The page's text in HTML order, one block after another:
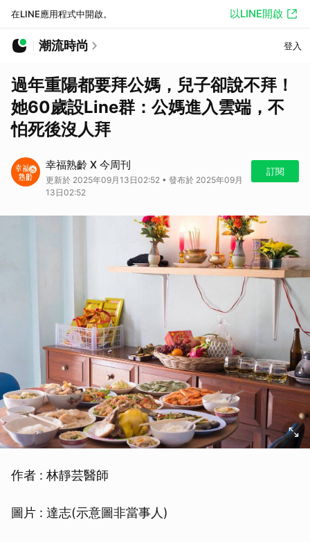
在LINE應用程式中開啟。 以LINE開啟
潮流時尚 登入
過年重陽都要拜公媽，兒子卻說不拜！
她60歲設Line群：公媽進入雲端，不
怕死後沒人拜
幸福熟齡 X 今周刊
更新於 2025年09月13日02:52 • 發布於 2025年09月
13日02:52
訂閱
作者 : 林靜芸醫師
圖片 : 達志(示意圖非當事人)